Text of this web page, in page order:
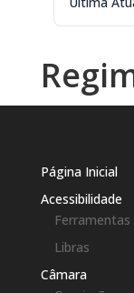
Página Inicial
Acessibilidade
Ferramentas
Libras
Câmara